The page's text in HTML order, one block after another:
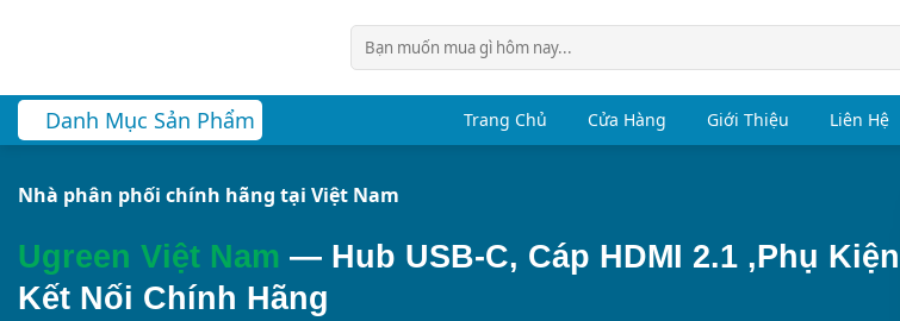
dung
Tìm
kiếm:
Danh Mục Sản Phẩm Trang Chủ Cửa Hàng Giới Thiệu Liên Hệ
Nhà phân phối chính hãng tại Việt Nam
Ugreen Việt Nam — Hub USB-C, Cáp HDMI 2.1 ,Phụ Kiện
Kết Nối Chính Hãng